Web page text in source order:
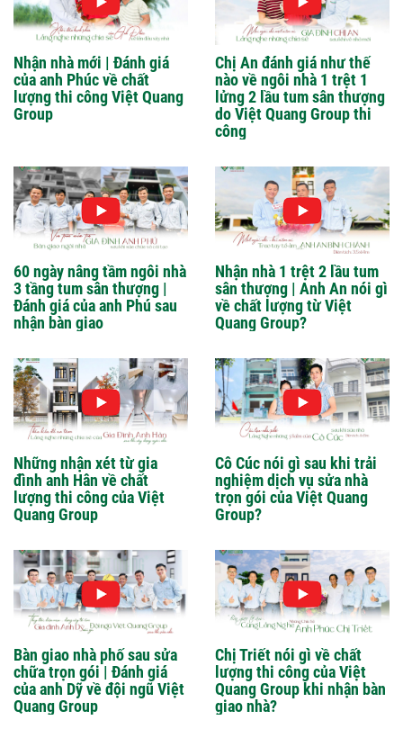
Nhận nhà mới | Đánh giá
của anh Phúc về chất
lượng thi công Việt Quang
Group
Chị An đánh giá như thế
nào về ngôi nhà 1 trệt 1
lửng 2 lầu tum sân thượng
do Việt Quang Group thi
công
60 ngày nâng tầm ngôi nhà
3 tầng tum sân thượng |
Đánh giá của anh Phú sau
nhận bàn giao
Nhận nhà 1 trệt 2 lầu tum
sân thượng | Anh An nói gì
về chất lượng từ Việt
Quang Group?
Những nhận xét từ gia
đình anh Hân về chất
lượng thi công của Việt
Quang Group
Cô Cúc nói gì sau khi trải
nghiệm dịch vụ sửa nhà
trọn gói của Việt Quang
Group?
Bàn giao nhà phố sau sửa
chữa trọn gói | Đánh giá
của anh Dỹ về đội ngũ Việt
Quang Group
Chị Triết nói gì về chất
lượng thi công của Việt
Quang Group khi nhận bàn
giao nhà?